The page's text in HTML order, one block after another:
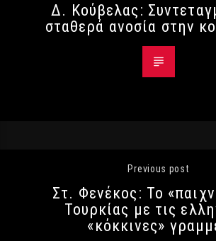
Δ. Κούβελας:
σταθερά ανοσία στην
Previous post
Στ. Φενέκος: Το
Τουρκίας με τις
«κόκκινες»